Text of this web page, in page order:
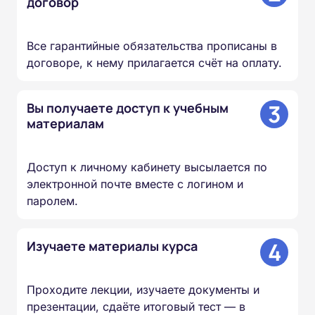
Все гарантийные обязательства прописаны в
договоре, к нему прилагается счёт на оплату.
Вы получаете доступ к учебным
материалам
3
Доступ к личному кабинету высылается по
электронной почте вместе с логином и
паролем.
Изучаете материалы курса 4
Проходите лекции, изучаете документы и
презентации, сдаёте итоговый тест — в